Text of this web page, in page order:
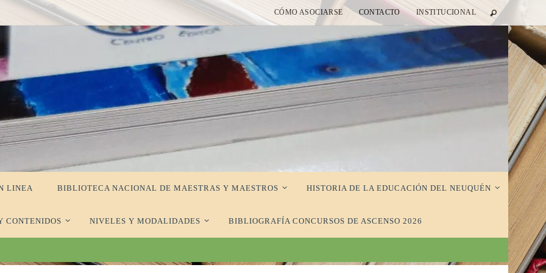
CÓMO ASOCIARSE CONTACTO INSTITUCIONAL
LINEA BIBLIOTECA NACIONAL DE MAESTRAS Y MAESTROS HISTORIA DE LA EDUCACIÓN DEL NEUQUÉN
CONTENIDOS NIVELES Y MODALIDADES BIBLIOGRAFÍA CONCURSOS DE ASCENSO 2026